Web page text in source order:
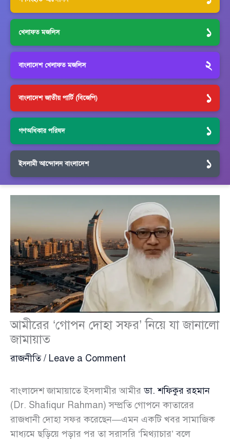
খেলাফত মজলিস ১
বাংলাদেশ খেলাফত মজলিস ২
বাংলাদেশ জাতীয় পার্টি (বিজেপি) ১
গণঅধিকার পরিষদ ১
ইসলামী আন্দোলন বাংলাদেশ ১
আমীরের ‘গোপন দোহা সফর’ নিয়ে যা জানালো
জামায়াত
রাজনীতি/ Leave a Comment
বাংলাদেশ জামায়াতে ইসলামীর আমীরডা. শফিকুর রহমান
(Dr. Shafiqur Rahman) সম্প্রতি গোপনে কাতারের
রাজধানী দোহা সফর করেছেন—এমন একটি খবর সামাজিক
মাধ্যমে ছড়িয়ে পড়ার পর তা সরাসরি ‘মিথ্যাচার’ বলে